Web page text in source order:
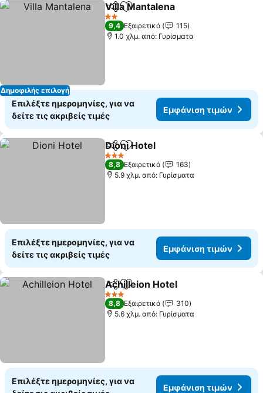
Δημοφιλής επιλογή
Κοινοποίηση
Προσθήκη στα αγαπημένα
Villa Mantalena
2 Αστέρια
9,4 Εξαιρετικό
115
1.0 χλμ. από: Γυρίσματα
Επιλέξτε ημερομηνίες, για να
δείτε τις ακριβείς τιμές
Εμφάνιση τιμών
Κοινοποίηση
Προσθήκη στα αγαπημένα
Dioni Hotel
3 Αστέρια
8,8 Εξαιρετικό
163
5.9 χλμ. από: Γυρίσματα
Επιλέξτε ημερομηνίες, για να
δείτε τις ακριβείς τιμές
Εμφάνιση τιμών
Κοινοποίηση
Προσθήκη στα αγαπημένα
Achilleion Hotel
3 Αστέρια
8,8 Εξαιρετικό
310
5.6 χλμ. από: Γυρίσματα
Επιλέξτε ημερομηνίες, για να
Εμφάνιση τιμών